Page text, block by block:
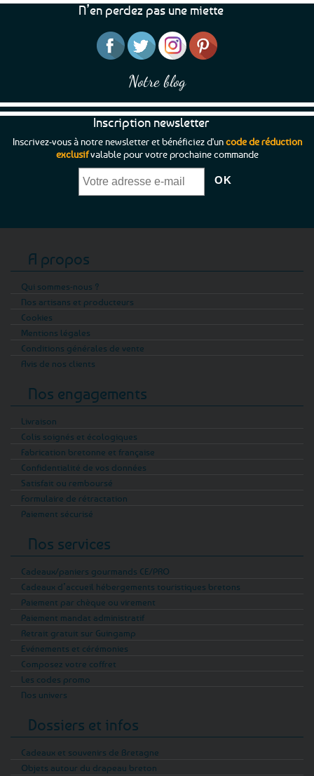
N’en perdez pas une miette
Notre blog
Inscription newsletter
Inscrivez-vous à notre newsletter et bénéficiez d'uncode de réduction
exclusifvalable pour votre prochaine commande
A propos
Qui sommes-nous ?
Nos artisans et producteurs
Cookies
Mentions légales
Conditions générales de vente
Avis de nos clients
Nos engagements
Livraison
Colis soignés et écologiques
Fabrication bretonne et française
Confidentialité de vos données
Satisfait ou remboursé
Formulaire de rétractation
Paiement sécurisé
Nos services
Cadeaux/paniers gourmands CE/PRO
Cadeaux d’accueil hébergements touristiques bretons
Paiement par chèque ou virement
Paiement mandat administratif
Retrait gratuit sur Guingamp
Evénements et cérémonies
Composez votre coffret
Les codes promo
Nos univers
Dossiers et infos
Cadeaux et souvenirs de Bretagne
Objets autour du drapeau breton